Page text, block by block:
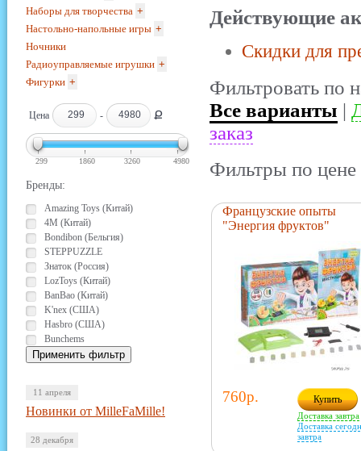
Действующие
Скидки для
Фильтровать по
Все варианты |
заказ
Фильтры по цене
Наборы для творчества +
Настольно-напольные игры +
Ночники
Радиоуправляемые игрушки +
Фигурки +
Цена - Ք
299 1860 3260 4980
Бренды:
Amazing Toys (Китай)
4M (Китай)
Bondibon (Бельгия)
STEPPUZZLE
Знаток (Россия)
LozToys (Китай)
BanBao (Китай)
K'nex (США)
Hasbro (США)
Bunchems
11 апреля
Новинки от MilleFaMille!
28 декабря
Французские опыты
"Энергия фруктов"
760р. Купить
Доставка завтра
Доставка
завтра